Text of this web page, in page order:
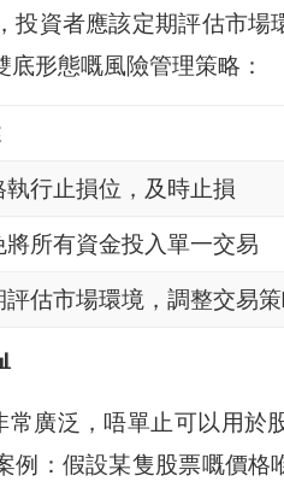
投資者應該定期評估市
形態嘅風險管理策略：
執行止損位，及時止損
將所有資金投入單一交易
評估市場環境，調整交易
常廣泛，唔單止可以用於
例：假設某隻股票嘅價